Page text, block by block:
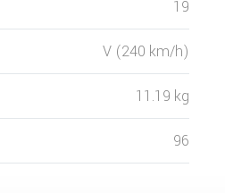
19
V (240 km/h)
11.19 kg
96